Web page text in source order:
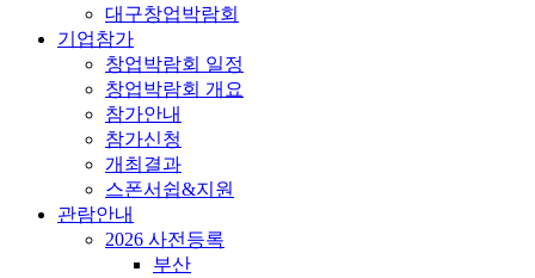
대구창업박람회
기업참가
창업박람회 일정
창업박람회 개요
참가안내
참가신청
개최결과
스폰서쉽&지원
관람안내
2026 사전등록
부산